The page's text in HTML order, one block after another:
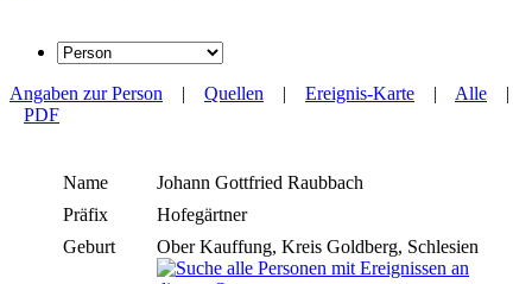
Angaben zur Person | Quellen | Ereignis-Karte | Alle |
PDF
Name Johann Gottfried Raubbach
Präfix
Hofegärtner
Geburt
Ober Kauffung, Kreis Goldberg, Schlesien